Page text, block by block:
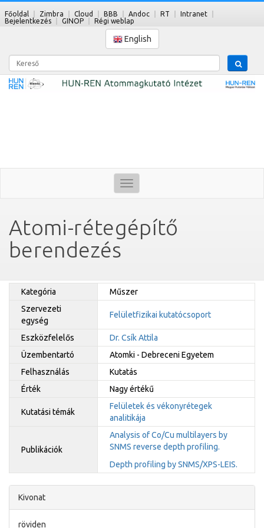
Főoldal Zimbra Cloud BBB Andoc RT
Intranet
Bejelentkezés
GINOP Régi weblap
English
Kereső
Toggle
navigation
Atomi-rétegépítő
berendezés
Kategória
Műszer
Szervezeti
egység
Felületfizikai kutatócsoport
Eszközfelelős
Dr. Csík Attila
Üzembentartó
Atomki - Debreceni Egyetem
Felhasználás
Kutatás
Érték
Nagy értékű
Kutatási témák
Felületek és vékonyrétegek
analitikája
Publikációk
Analysis of Co/Cu multilayers by
SNMS reverse depth profiling.
Depth profiling by SNMS/XPS-LEIS.
Kivonat
röviden